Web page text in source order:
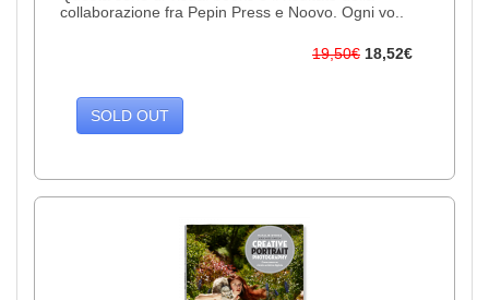
collaborazione fra Pepin Press e Noovo. Ogni vo..
19,50€ 18,52€
SOLD OUT